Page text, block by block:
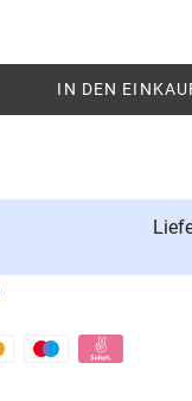
IN DEN